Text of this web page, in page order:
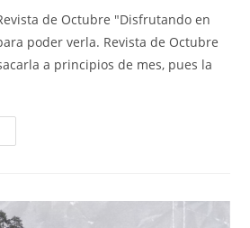
de Octubre "Disfrutando en
poder verla. Revista de Octubre
a principios de mes, pues la